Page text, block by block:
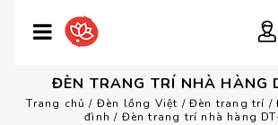
ĐÈN TRANG TRÍ NHÀ HÀNG
Trang chủ / Đèn lồng Việt / Đèn trang trí /
đình / Đèn trang trí nhà hàng